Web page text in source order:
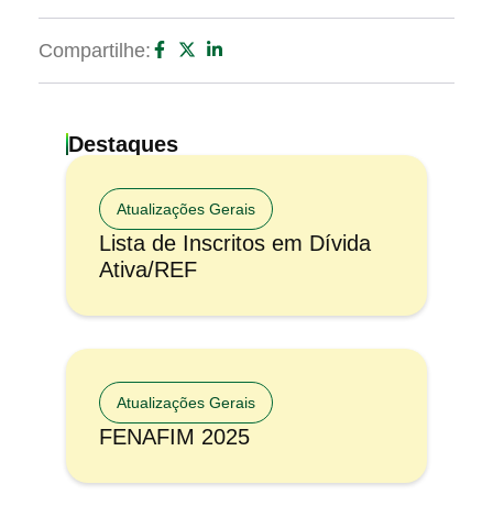
Compartilhe:
Destaques
Atualizações Gerais
Lista de Inscritos em Dívida
Ativa/REF
Atualizações Gerais
FENAFIM 2025